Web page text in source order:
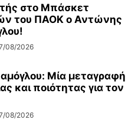
στο Μπάσκετ
του ΠΑΟΚ ο Αντώνης
08/2026
Μία μεταγραφή
και ποιότητας για τον
08/2026